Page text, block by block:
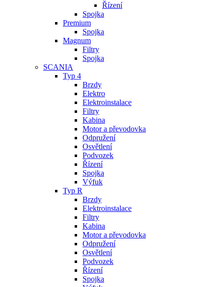
Řízení
Spojka
Premium
Spojka
Magnum
Filtry
Spojka
SCANIA
Typ 4
Brzdy
Elektro
Elektroinstalace
Filtry
Kabina
Motor a převodovka
Odpružení
Osvětlení
Podvozek
Řízení
Spojka
Výfuk
Typ R
Brzdy
Elektroinstalace
Filtry
Kabina
Motor a převodovka
Odpružení
Osvětlení
Podvozek
Řízení
Spojka